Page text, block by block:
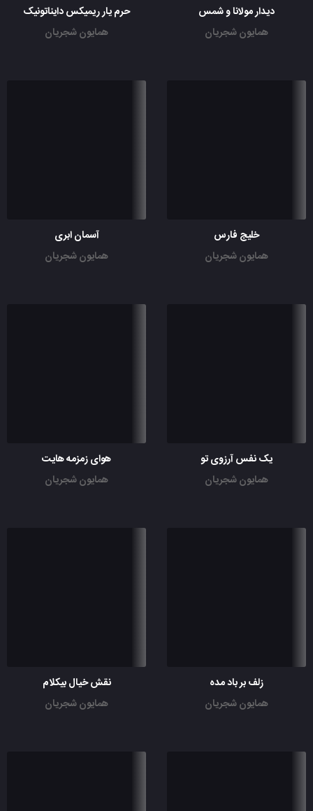
دیدار مولانا و شمس
همایون شجریان
حرم یار ریمیکس دایناتونیک
همایون شجریان
خلیج فارس
همایون شجریان
آسمان ابری
همایون شجریان
یک نفس آرزوی تو
همایون شجریان
هوای زمزمه هایت
همایون شجریان
زلف بر باد مده
همایون شجریان
نقش خیال بیکلام
همایون شجریان